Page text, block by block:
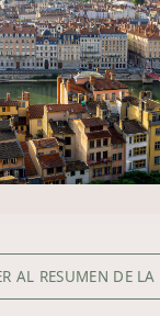
AL RESUMEN DE LA